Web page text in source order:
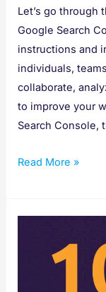
Let’s go through
Google Search
instructions and
individuals,
collaborate,
to improve your
Search Console,
Read More »
gründere